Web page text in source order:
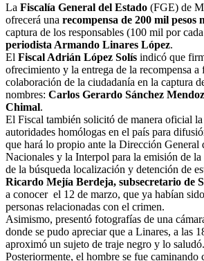
La Fiscalía General del Estado (FGE) de
ofrecerá una recompensa de 200 mil pesos
captura de los responsables (100 mil por
periodista Armando Linares López.
El Fiscal Adrián López Solís indicó que
ofrecimiento y la entrega de la recompensa
colaboración de la ciudadanía en la captura
nombres: Carlos Gerardo Sánchez
Chimal.
El Fiscal también solicitó de manera oficial
autoridades homólogas en el país para
que hará lo propio ante la Dirección General
Nacionales y la Interpol para la emisión de
de la búsqueda localización y detención de
Ricardo Mejía Berdeja, subsecretario de
a conocer el 12 de marzo, que ya habían
personas relacionadas con el crimen.
Asimismo, presentó fotografías de una
donde se pudo apreciar que a Linares, a las
aproximó un sujeto de traje negro y lo saludó.
Posteriormente, el hombre se fue caminando